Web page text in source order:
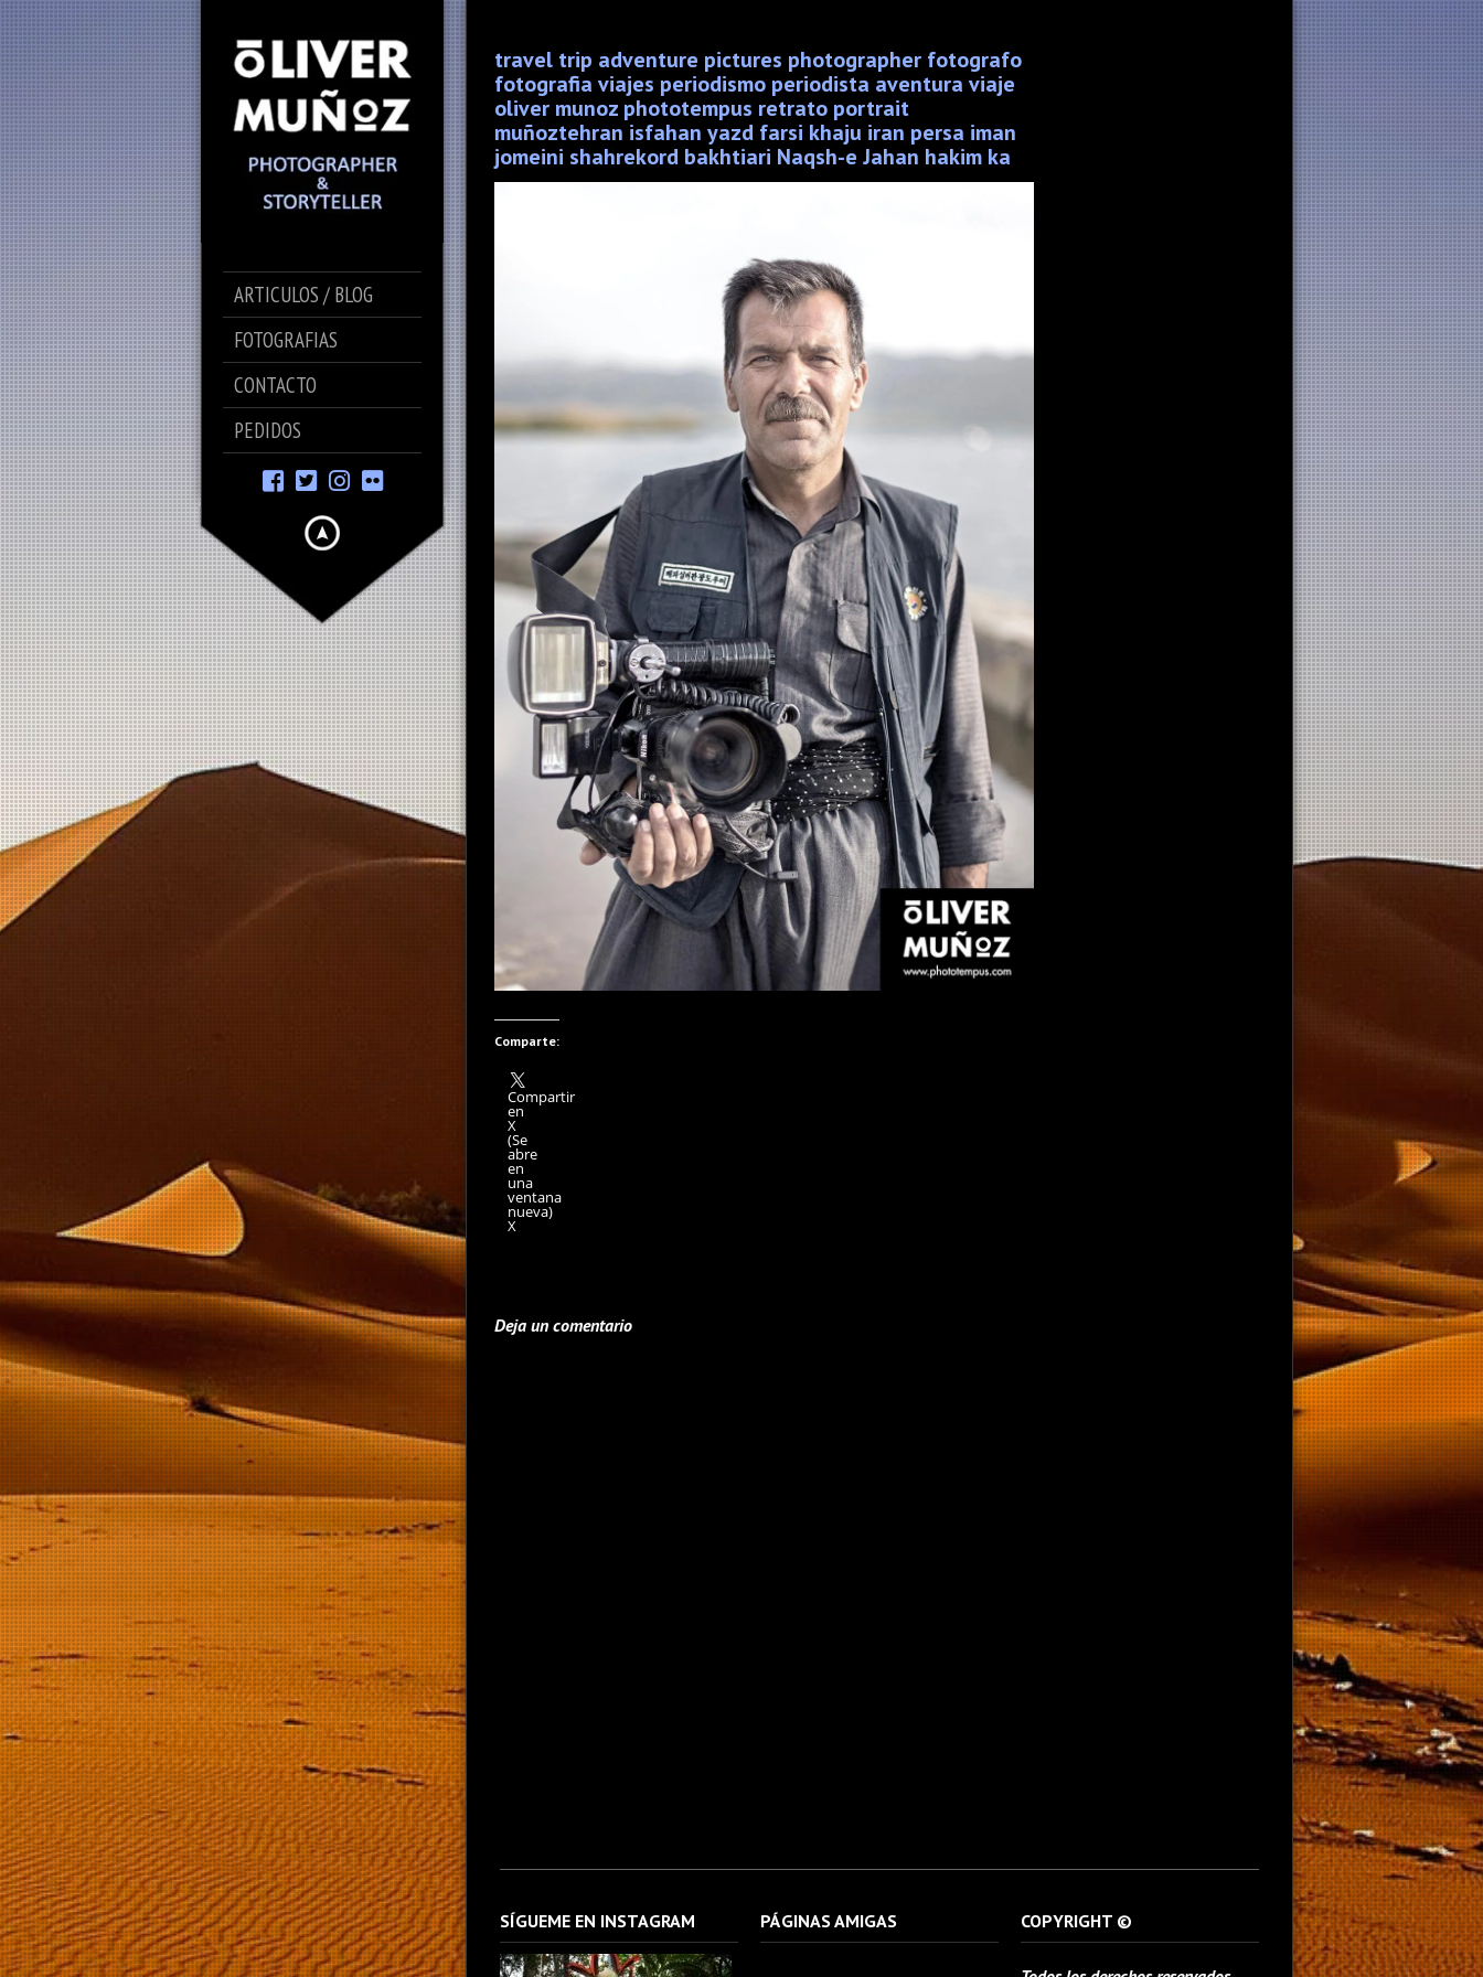
ARTICULOS / BLOG
FOTOGRAFIAS
CONTACTO
PEDIDOS
travel trip adventure pictures photographer fotografo
fotografia viajes periodismo periodista aventura viaje
oliver munoz phototempus retrato portrait
muñoztehran isfahan yazd farsi khaju iran persa iman
jomeini shahrekord bakhtiari Naqsh-e Jahan hakim ka
Comparte:
Compartir
en
X
(Se
abre
en
una
ventana
nueva)
X
Deja un comentario
SÍGUEME EN INSTAGRAM PÁGINAS AMIGAS COPYRIGHT ©